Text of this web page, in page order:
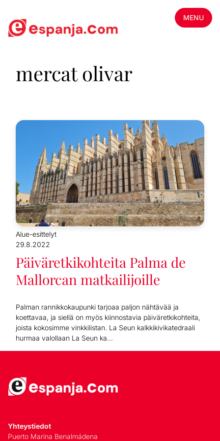
MENU
mercat olivar
Alue-esittelyt
29.8.2022
Päiväretkikohteita Palma de
Mallorcan matkailijoille
Palman rannikkokaupunki tarjoaa paljon nähtävää ja
koettavaa, ja siellä on myös kiinnostavia päiväretkikohteita,
joista kokosimme vinkkilistan. La Seun kalkkikivikatedraali
hurmaa valollaan La Seun ka...
Yhteystiedot
Puerto Marina Benalmádena